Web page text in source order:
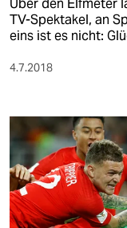
Über den Elfmeter
TV-Spektakel, an
eins ist es nicht:
4.7.2018